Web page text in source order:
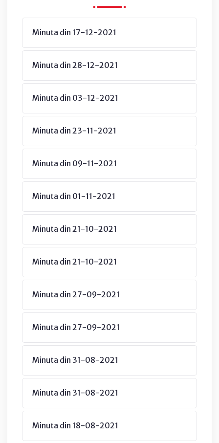
Minuta din 17-12-2021
Minuta din 28-12-2021
Minuta din 03-12-2021
Minuta din 23-11-2021
Minuta din 09-11-2021
Minuta din 01-11-2021
Minuta din 21-10-2021
Minuta din 21-10-2021
Minuta din 27-09-2021
Minuta din 27-09-2021
Minuta din 31-08-2021
Minuta din 31-08-2021
Minuta din 18-08-2021